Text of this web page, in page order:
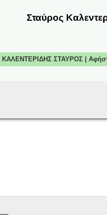
Σταύρος
ΚΑΛΕΝΤΕΡΙΔΗΣ ΣΤΑΥΡΟΣ|